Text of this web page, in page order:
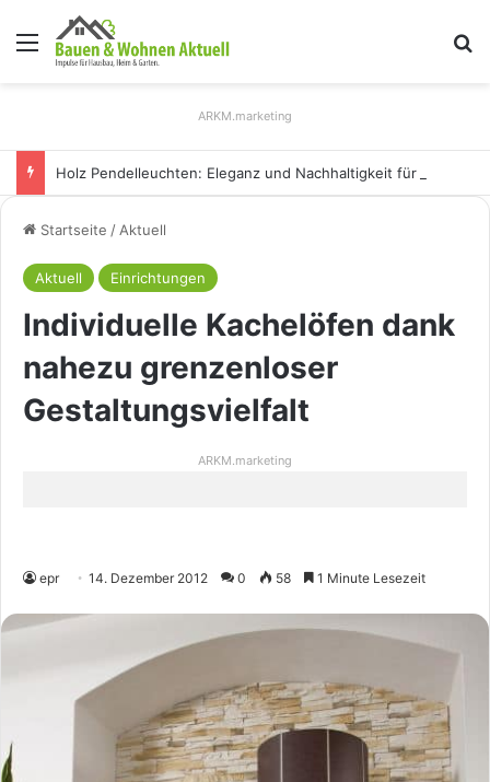
Menü
ARKM.marketing
Startseite / Aktuell
Aktuell Einrichtungen
Individuelle Kachelöfen dank
nahezu grenzenloser
Gestaltungsvielfalt
ARKM.marketing
epr 14. Dezember 2012 0 58 1 Minute Lesezeit